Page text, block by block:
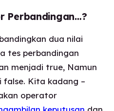
Perbandingan…?
dua nilai
tes perbandingan
menjadi true, Namun
false. Kita kadang –
operator